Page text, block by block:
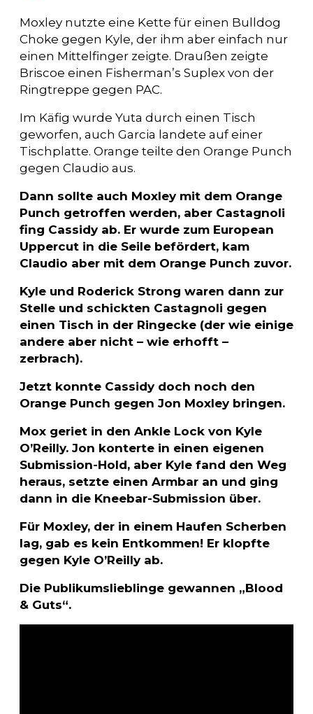
Moxley nutzte eine Kette für einen Bulldog
Choke gegen Kyle, der ihm aber einfach nur
einen Mittelfinger zeigte. Draußen zeigte
Briscoe einen Fisherman’s Suplex von der
Ringtreppe gegen PAC.
Im Käfig wurde Yuta durch einen Tisch
geworfen, auch Garcia landete auf einer
Tischplatte. Orange teilte den Orange Punch
gegen Claudio aus.
Dann sollte auch Moxley mit dem Orange
Punch getroffen werden, aber Castagnoli
fing Cassidy ab. Er wurde zum European
Uppercut in die Seile befördert, kam
Claudio aber mit dem Orange Punch zuvor.
Kyle und Roderick Strong waren dann zur
Stelle und schickten Castagnoli gegen
einen Tisch in der Ringecke (der wie einige
andere aber nicht – wie erhofft –
zerbrach).
Jetzt konnte Cassidy doch noch den
Orange Punch gegen Jon Moxley bringen.
Mox geriet in den Ankle Lock von Kyle
O’Reilly. Jon konterte in einen eigenen
Submission-Hold, aber Kyle fand den Weg
heraus, setzte einen Armbar an und ging
dann in die Kneebar-Submission über.
Für Moxley, der in einem Haufen Scherben
lag, gab es kein Entkommen! Er klopfte
gegen Kyle O’Reilly ab.
Die Publikumslieblinge gewannen „Blood
& Guts“.